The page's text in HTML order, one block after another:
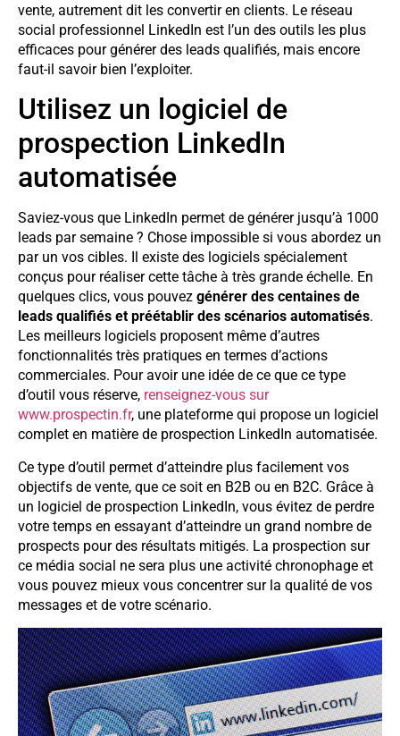
vente, autrement dit les convertir en clients. Le réseau
social professionnel LinkedIn est l’un des outils les plus
efficaces pour générer des leads qualifiés, mais encore
faut-il savoir bien l’exploiter.
Utilisez un logiciel de
prospection LinkedIn
automatisée
Saviez-vous que LinkedIn permet de générer jusqu’à 1000
leads par semaine ? Chose impossible si vous abordez un
par un vos cibles. Il existe des logiciels spécialement
conçus pour réaliser cette tâche à très grande échelle. En
quelques clics, vous pouvez générer des centaines de
leads qualifiés et préétablir des scénarios automatisés.
Les meilleurs logiciels proposent même d’autres
fonctionnalités très pratiques en termes d’actions
commerciales. Pour avoir une idée de ce que ce type
d’outil vous réserve, renseignez-vous sur
www.prospectin.fr, une plateforme qui propose un logiciel
complet en matière de prospection LinkedIn automatisée.
Ce type d’outil permet d’atteindre plus facilement vos
objectifs de vente, que ce soit en B2B ou en B2C. Grâce à
un logiciel de prospection LinkedIn, vous évitez de perdre
votre temps en essayant d’atteindre un grand nombre de
prospects pour des résultats mitigés. La prospection sur
ce média social ne sera plus une activité chronophage et
vous pouvez mieux vous concentrer sur la qualité de vos
messages et de votre scénario.